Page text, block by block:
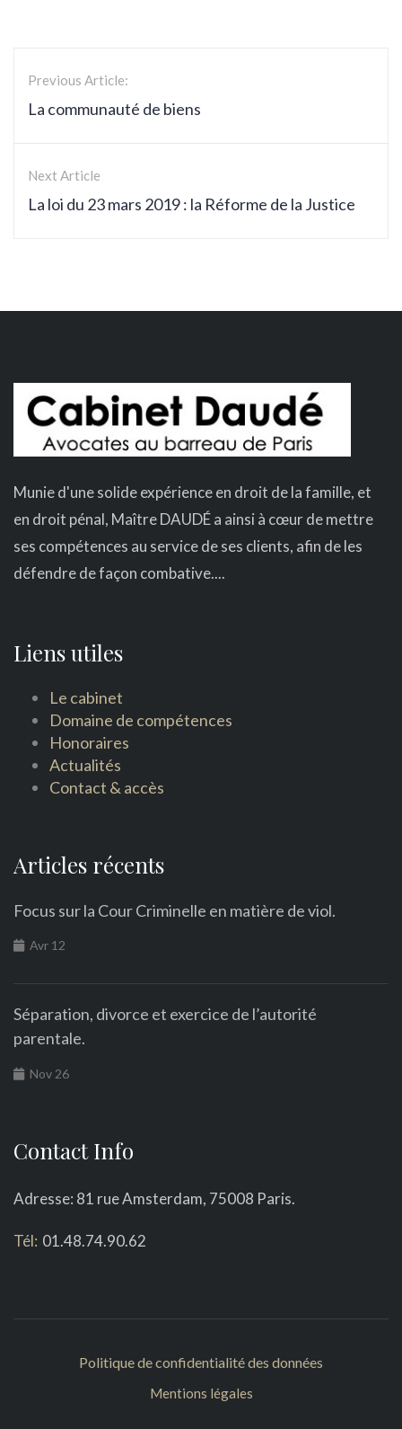
Previous Article:
La communauté de biens
Next Article
La loi du 23 mars 2019 : la Réforme de la Justice
Munie d'une solide expérience en droit de la famille, et
en droit pénal, Maître DAUDÉ a ainsi à cœur de mettre
ses compétences au service de ses clients, afin de les
défendre de façon combative....
Liens utiles
Le cabinet
Domaine de compétences
Honoraires
Actualités
Contact & accès
Articles récents
Focus sur la Cour Criminelle en matière de viol.
Avr 12
Séparation, divorce et exercice de l’autorité
parentale.
Nov 26
Contact Info
Adresse: 81 rue Amsterdam, 75008 Paris.
Tél: 01.48.74.90.62
Politique de confidentialité des données
Mentions légales